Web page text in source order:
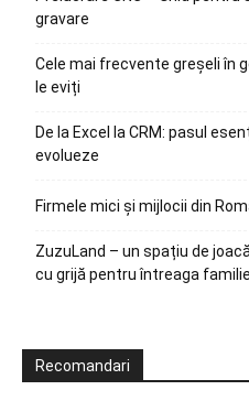
gravare
Cele mai frecvente greșeli în
le eviți
De la Excel la CRM: pasul
evolueze
Firmele mici și mijlocii din
ZuzuLand – un spațiu de
cu grijă pentru întreaga familie
Recomandari